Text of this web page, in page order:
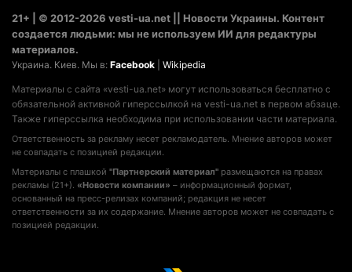
21+ | © 2012-2026 vesti-ua.net || Новости Украины. Контент
создается людьми: мы не используем ИИ для редактуры
материалов.
Украина. Киев. Мы в: Facebook Wikipedia
Материалы с сайта «vesti-ua.net» могут использоваться бесплатно с
обязательной активной гиперссылкой на vesti-ua.net в первом абзаце.
Также гиперссылка необходима при использовании части материала.
Ответственность за рекламу несет рекламодатель. Мнение авторов может
не совпадать с позицией редакции.
Материалы с плашкой "Партнерский материал" размещаются на правах
рекламы (21+). «Новости компании» – информационный формат,
основанный на пресс-релизах компаний; редакция не несет
ответственности за их содержание. Мнение авторов может не совпадать с
позицией редакции.